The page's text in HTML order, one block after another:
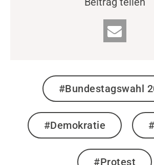
#Bundestagswahl
#Demokratie
#Protest